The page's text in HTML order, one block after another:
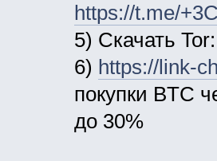
https://t.me/
5) Скачать
6) https://link-
покупки BTC
до 30%